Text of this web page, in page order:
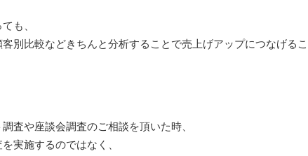
も、
別比較などきちんと分析することで売上げアップにつなげるこ
査や座談会調査のご相談を頂いた時、
実施するのではなく、